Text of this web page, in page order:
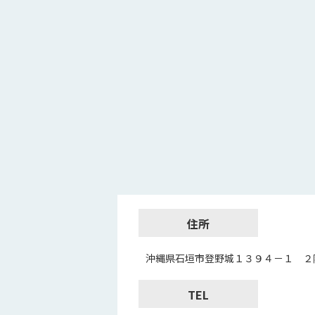
住所
沖縄県石垣市登野城１３９４－１ ２
TEL